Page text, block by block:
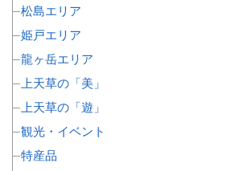
松島エリア
姫戸エリア
龍ヶ岳エリア
上天草の「美」
上天草の「遊」
観光・イベント
特産品